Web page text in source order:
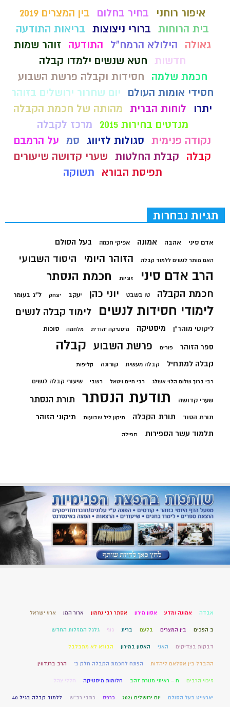
איפור רוחני בחיר בחלום
בין המצרים 2019
בית הרוחות ברורי ניצוצות בריאות התודעה
גאולה
הילולא הרמח"ל התודעה
זוהר שמות
חדשות
חטא שנשים ילמדו קבלה
חכמת שלמה
חסידות וקבלה פרשת השבוע
חסידי אומות העולם
יום שחרור ירושלים בזוהר
יתרו
לוחות הברית מהותה של חכמת הקבלה
מנדטים בחירות 2015
מרכז לקבלה
נקודה פנימית סגולות לזיווג סמ על הרמבם
קבלה
קבלת החלטות שערי קדושה שיעורים
תפיסת הבורא
תשוקה
תגיות נבחרות
אדם סיני אהבה אמונה אפיקי חכמה בעל הסולם
האם מותר לנשים ללמוד קבלה הזוהר היומי היסוד השבועי
הרב אדם סיני זוגיות חכמת הנסתר
חכמת הקבלה טו בשבט יוני כהן יעקב יצחק ל"ג בעומר
לימודי חסידות לנשים לימוד קבלה לנשים
ליקוטי מוהר"ן מיסטיקה מיסטיקה יהודית מלחמה סוכות
ספר הזוהר פורים פרשת השבוע קבלה
קבלה למתחיל קבלה מעשית קורונה קליפות
רבי ברוך שלום הלוי אשלג רבי חיים ויטאל רשבי שיעורי קבלה לנשים
שערי קדושה תודעת הנסתר תורת הנסתר
תורת הסוד תורת הקבלה תיקון ליל שבועות תיקוני הזוהר
תלמוד עשר הספירות תפילה
אבדה אמונה ומדע אסון מירון אסתר רבי נחמון ארור המן ארץ ישראל
ב הפכים בין המצרים בלעם ברית גוף גלגל המזלות החדש
דבקות בצדיקים האני האסון במירון הבורא לא מתבלבל
ההבדל בין אסלאם ליהדות הפתח לחכמת הקבלה חלק ב' הרב ברנדווין
זיכוי הרבים ח – ראיתי מנורת זהב חלומות מיסטיקה חללי צהל
יארצייט בעל הסולם יום ירושלים 2021 כרפס כתבי רב"ש ללמוד קבלה בגיל 40